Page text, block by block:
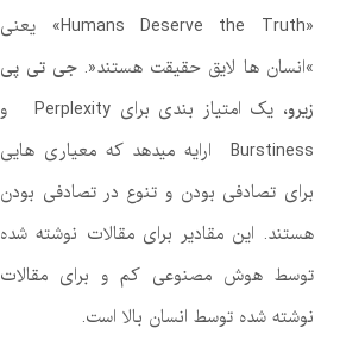
«Humans Deserve the Truth» یعنی
»انسان ها لایق حقیقت هستند«. جی تی پی
زیرو
، یک امتیاز بندی برای Perplexity و
Burstiness ارایه میدهد که معیاری هایی
برای تصادفی بودن و تنوع در تصادفی بودن
هستند. این مقادیر برای مقالات نوشته شده
توسط هوش مصنوعی کم و برای مقالات
نوشته شده توسط انسان بالا است.